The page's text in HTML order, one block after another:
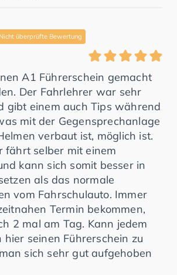
Nicht überprüfte Bewertung
A1 Führerschein gemacht
Der Fahrlehrer war sehr
gibt einem auch Tips während
mit der Gegensprechanlage
verbaut ist, möglich ist.
fährt selber mit einem
kann sich somit besser in
als das normale
vom Fahrschulauto. Immer
Termin bekommen,
2 mal am Tag. Kann jedem
hier seinen Führerschein zu
sich sehr gut aufgehoben